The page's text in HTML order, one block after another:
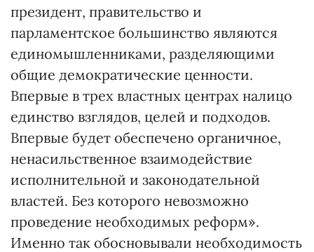
президент, правительство и
парламентское большинство являются
единомышленниками, разделяющими
общие демократические ценности.
Впервые в трех властных центрах налицо
единство взглядов, целей и подходов.
Впервые будет обеспечено органичное,
ненасильственное взаимодействие
исполнительной и законодательной
властей. Без которого невозможно
проведение необходимых реформ».
Именно так обосновывали необходимость